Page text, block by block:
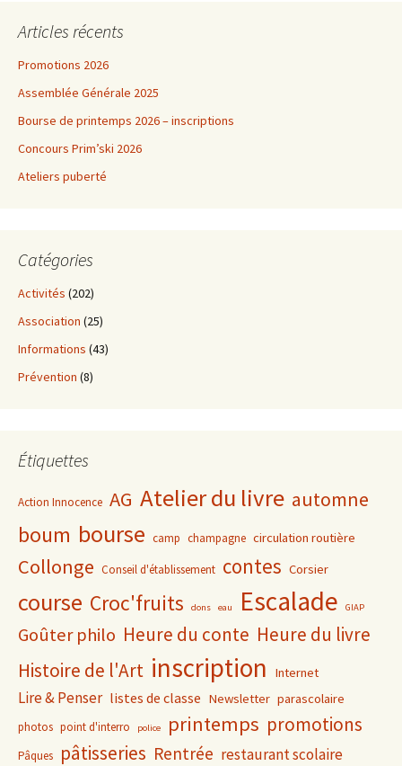
Articles récents
Promotions 2026
Assemblée Générale 2025
Bourse de printemps 2026 – inscriptions
Concours Prim’ski 2026
Ateliers puberté
Catégories
Activités (202)
Association (25)
Informations (43)
Prévention (8)
Étiquettes
Action Innocence AG Atelier du livre automne
boum bourse camp champagne circulation routière
Collonge Conseil d'établissement contes Corsier
course Croc'fruits dons eau Escalade GIAP
Goûter philo Heure du conte Heure du livre
Histoire de l'Art inscription Internet
Lire & Penser listes de classe Newsletter parascolaire
photos point d'interro police printemps promotions
Pâques pâtisseries Rentrée restaurant scolaire